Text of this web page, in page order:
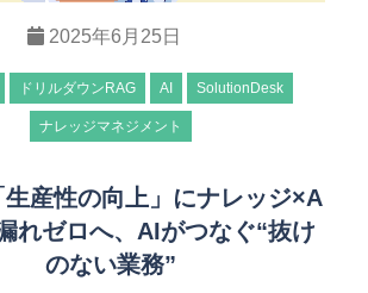
2025年6月25日
ドリルダウンRAG AI SolutionDesk
ナレッジマネジメント
産性の向上」にナレッジ×A
れゼロへ、AIがつなぐ“抜け
のない業務”